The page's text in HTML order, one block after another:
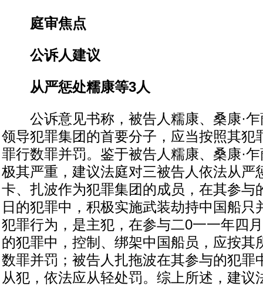
庭审焦点
公诉人建议
从严惩处糯康等3人
公诉意见书称，被告人糯康、桑康·乍
领导犯罪集团的首要分子，应当按照其犯
罪行数罪并罚。鉴于被告人糯康、桑康·
极其严重，建议法庭对三被告人依法从严
卡、扎波作为犯罪集团的成员，在其参与
日的犯罪中，积极实施武装劫持中国船只
犯罪行为，是主犯，在参与二0一一年四
的犯罪中，控制、绑架中国船员，应按其
数罪并罚；被告人扎拖波在其参与的犯罪
从犯，依法应从轻处罚。综上所述，建议